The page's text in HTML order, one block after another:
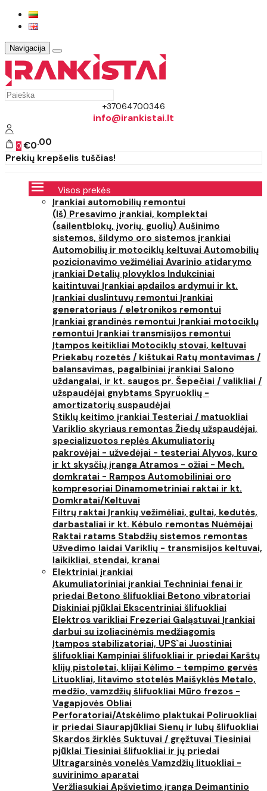
Navigacija
+37064700346
info@irankistai.lt
0 €0 00
Prekių krepšelis tuščias!
Visos prekės
Įrankiai automobilių remontui
(Iš) Presavimo įrankiai, komplektai
(sailentblokų, įvorių, guolių) Aušinimo
sistemos, šildymo oro sistemos įrankiai
Automobilių ir motociklų keltuvai Automobilių
pozicionavimo vežimėliai Avarinio atidarymo
įrankiai Detalių plovyklos Indukciniai
kaitintuvai Įrankiai apdailos ardymui ir kt.
Įrankiai duslintuvų remontui Įrankiai
generatoriaus / eletronikos remontui
Įrankiai grandinės remontui Įrankiai motociklų
remontui Įrankiai transmisijos remontui
Įtampos keitikliai Motociklų stovai, keltuvai
Priekabų rozetės / kištukai Ratų montavimas /
balansavimas, pagalbiniai įrankiai Salono
uždangalai, ir kt. saugos pr. Šepečiai / valikliai /
užspaudėjai gnybtams Spyruoklių -
amortizatorių suspaudėjai
Stiklų keitimo įrankiai Testeriai / matuokliai
Variklio skyriaus remontas Žiedų užspaudėjai,
specializuotos replės Akumuliatorių
pakrovėjai - užvedėjai - testeriai Alyvos, kuro
ir kt skysčių įranga Atramos - ožiai - Mech.
domkratai - Rampos Automobiliniai oro
kompresoriai Dinamometriniai raktai ir kt.
Domkratai/Keltuvai
Filtrų raktai Įrankių vežimėliai, gultai, kedutės,
darbastaliai ir kt. Kėbulo remontas Nuėmėjai
Raktai ratams Stabdžių sistemos remontas
Užvedimo laidai Variklių - transmisijos keltuvai,
laikikliai, stendai, kranai
Elektriniai įrankiai
Akumuliatoriniai įrankiai Techniniai fenai ir
priedai Betono šlifuokliai Betono vibratoriai
Diskiniai pjūklai Ekscentriniai šlifuokliai
Elektros varikliai Frezeriai Galąstuvai Įrankiai
darbui su izoliacinėmis medžiagomis
Įtampos stabilizatoriai, UPS`ai Juostiniai
šlifuokliai Kampiniai šlifuokliai ir priedai Karštų
klijų pistoletai, klijai Kėlimo - tempimo gervės
Lituokliai, litavimo stotelės Maišyklės Metalo,
medžio, vamzdžių šlifuokliai Mūro frezos -
Vagapjovės Obliai
Perforatoriai/Atskėlimo plaktukai Poliruokliai
ir priedai Siaurapjūkliai Sienų ir lubų šlifuokliai
Skardos žirklės Suktuvai / gręžtuvai Tiesiniai
pjūklai Tiesiniai šlifuokliai ir jų priedai
Ultragarsinės vonelės Vamzdžių lituokliai -
suvirinimo aparatai
Veržliasukiai Apšvietimo įranga Deimantinio